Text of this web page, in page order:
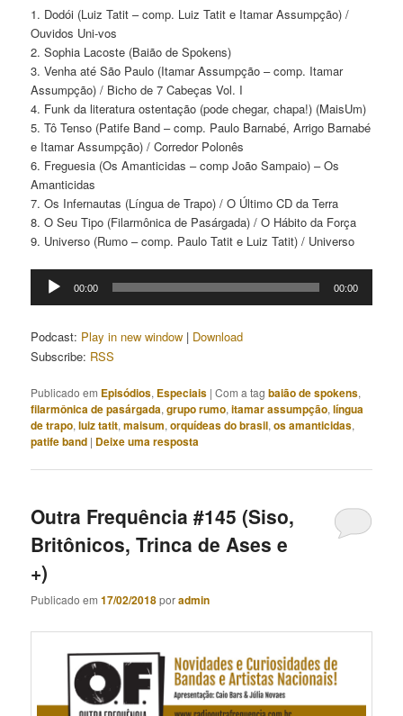
1. Dodói (Luiz Tatit – comp. Luiz Tatit e Itamar Assumpção) /
Ouvidos Uni-vos
2. Sophia Lacoste (Baião de Spokens)
3. Venha até São Paulo (Itamar Assumpção – comp. Itamar
Assumpção) / Bicho de 7 Cabeças Vol. I
4. Funk da literatura ostentação (pode chegar, chapa!) (MaisUm)
5. Tô Tenso (Patife Band – comp. Paulo Barnabé, Arrigo Barnabé
e Itamar Assumpção) / Corredor Polonês
6. Freguesia (Os Amanticidas – comp João Sampaio) – Os
Amanticidas
7. Os Infernautas (Língua de Trapo) / O Último CD da Terra
8. O Seu Tipo (Filarmônica de Pasárgada) / O Hábito da Força
9. Universo (Rumo – comp. Paulo Tatit e Luiz Tatit) / Universo
Tocador
00:00 00:00
Podcast: Play in new window | Download
Subscribe: RSS
Publicado em Episódios, Especiais |Com a tagbaião de spokens,
filarmônica de pasárgada,grupo rumo,itamar assumpção,língua
de trapo,luiz tatit,maisum,orquídeas do brasil,os amanticidas,
patife band | Deixe uma resposta
Outra Frequência #145 (Siso,
Britônicos, Trinca de Ases e
+)
Publicado em17/02/2018poradmin